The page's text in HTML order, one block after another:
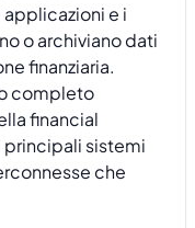
e i
o archiviano dati
finanziaria.
completo
financial
principali sistemi
che